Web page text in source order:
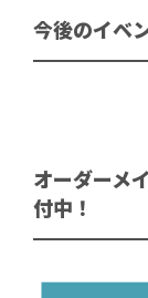
今後のイベ
オーダーメ
付中！